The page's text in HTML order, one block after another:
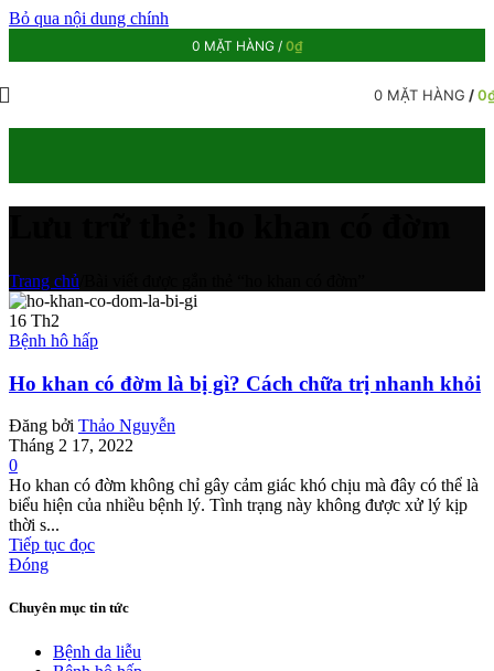
Bỏ qua nội dung chính
0 MẶT HÀNG / 0₫
0 MẶT HÀNG /0
Trang chủ
16 Th2
Bệnh hô hấp
Ho khan có đờm là bị gì? Cách chữa trị nhanh khỏi
Đăng bởi Thảo Nguyễn
Tháng 2 17, 2022
0
Ho khan có đờm không chỉ gây cảm giác khó chịu mà đây có thể là
biểu hiện của nhiều bệnh lý. Tình trạng này không được xử lý kịp
thời s...
Tiếp tục đọc
Đóng
Chuyên mục tin tức
Bệnh da liễu